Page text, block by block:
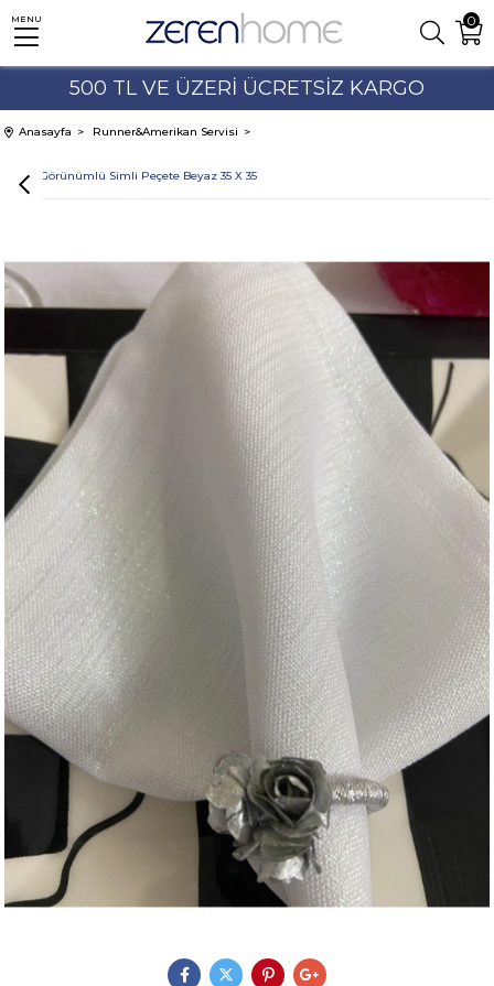
%10'A VARAN İNDİRİMLER
500 TL VE ÜZERİ ÜCRETSİZ KARGO
0
MENU
Anasayfa Runner&Amerikan Servisi
Keten Görünümlü Simli Peçete Beyaz 35 X 35